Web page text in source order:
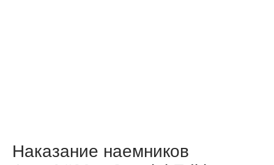
Наказание наемников